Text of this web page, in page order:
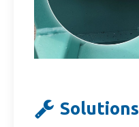
Solutions